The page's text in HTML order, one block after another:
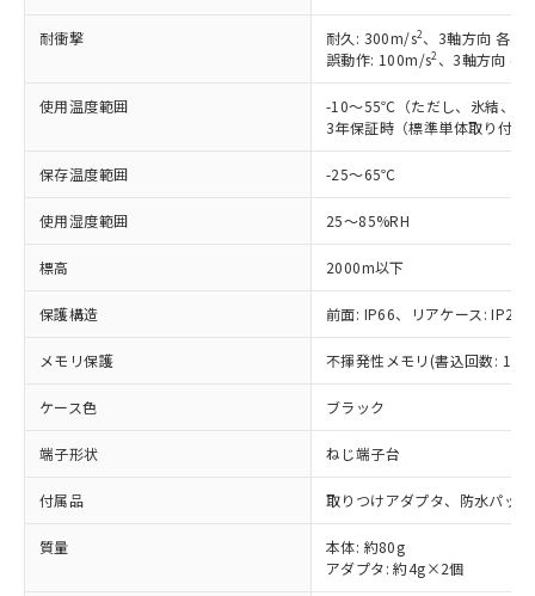
耐衝撃 耐久: 300m/s2、3軸方向 各3回
誤動作: 100m/s2 、3軸方向 各
使用温度範囲
-10～55℃（ただし、氷結、結
3年保証時（標準単体取り付
保存温度範囲 -25～65℃
使用湿度範囲 25～85%RH
標高 2000m以下
保護構造 前面: IP66、リアケース: IP20
メモリ保護 不揮発性メモリ(書込回数: 100
ケース色 ブラック
端子形状 ねじ端子台
付属品 取りつけアダプタ、防水パッ
質量
本体: 約80g
アダプタ: 約4g×2個
商品の当社在庫状況および標準価格
(税抜)を提供させていただくもので
当社制御機器事業取扱商品の中には、
本サービスの対象外となる商品もある
ことをご了承ください。
記載している更新日時点での社内デー
タに基づき作成されるものであり、閲
覧された時点での実際の在庫および標
準価格とは異なる場合があることをご
正式な納期状況および標準価格はお客
様のお取引先、またはお客様担当のオ
ムロン制御機器販売店・当社販売員に
オムロン制御機器販売店や当社販売拠
販売ネットワーク
」をご確認
在庫状況および標準価格結果を当社の
事前の承諾なく第三者に漏洩または開
示しないようお願いします。
マイパーツ機能（部品リスト作成サー
ビス）をご利用いただくには、I-Web
非該当品：ライセンス料など無形物で、有
仕入先様の事情により、非含有部品として
いたものが、含有品と判明した場合などや
むを得ず変更することがあります。
鉛(Pb) 1000ppm以下、 水銀(Hg) 1000ppm以下、 カド
類(PBB) 1000ppm以下、ポリ臭化ジフェニルエーテル類
(PBDE) 1000ppm以下、フタル酸ビス(2-エチルヘキシ
ル) (DEHP)(別名：DOP) 1000ppm以下、フタル酸ブチ
ルベンジル（BBP） 1000ppm以下、フタル酸ジブチル
（DBP） 1000ppm以下、フタル酸ジイソブチル
(DIBP) 1000ppm以下
但し、RoHS指令で産業用監視および制御機器に対する
フタル酸エステル類の４物質については閾値を超える意
図的な使用がないことを確認しています。
部品在庫の切り替え状況などにより、予定
月が前後することがあります。
「○」：最大均質材料含有率が中国RoHSの
基準値以下であることを示します。
「×」：最大均質材料含有率が中国RoHSの
基準値を超えていることを示します。
「－」：未確認です。当社販売部門へお問
い合わせください。
*中国RoHS10物質の基準値 (GB/T26572)：
Pb(鉛) :1000ppm、 Hg(水銀) : 1000ppm、 Cd(カドミウ
Cr(Ⅵ)(六価クロム) : 1000ppm、 PBBs(ポリ臭化ビフェ
ニル類) : 1000ppm、 PBDEs(ポリ臭化ジフェニルエーテ
ル類) : 1000ppm、
ル) : 1000ppm、
DEHP(フタル酸ビス(2-エチルヘキシル)) : 1000ppm
※2 環境保護使用期限
「ｅ」：有害物質（10物質）のすべてが基
準値以下であることを示します。
「10」：通常の使用状況下において有害物
質が外部に漏えいし、環境に深刻な影響を
当社は、これら貴社製品のうち、外国
為替および外国貿易法に定める商品
（以下｢規制貨物等」という）を輸出
または国外への提供する場合は、日本
国政府の輸出許可(または役務取引許
可)を取得するなどの必要な手続きを
当社は規制貨物を破棄する場合は、完
全に破砕するなど、違法に輸出されな
いよう必要な手段を講じます。
当社は貴社製品を、核兵器、ミサイ
ル、化学兵器、生物兵器またはその他
武器並びにこれらの製造装置等に一切
当社は、貴社製品を第三者に販売する
場合は、上記1、2および3の内容を当
該第三者に通知します。また当社は、
販売先および販売に係わる関係者が違
法に輸出するおそれがある場合は、取
記
一定数以上の在庫あり
一定数には満たないが在庫あり
在庫なし(最新の在庫状況につ
いては、お客様のお取引先、ま
たはお客様担当のオムロン制御
機器販売店・当社販売員にご確
受注生産機種、また在庫状況の